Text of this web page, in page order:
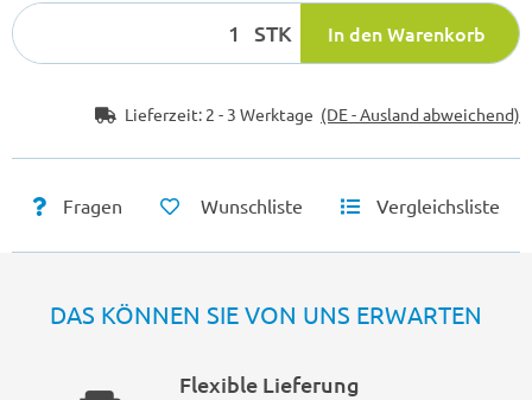
STK In den Warenkorb
Lieferzeit: 2 - 3 Werktage (DE - Ausland abweichend)
Fragen Wunschliste Vergleichsliste
DAS KÖNNEN SIE VON UNS ERWARTEN
Flexible Lieferung